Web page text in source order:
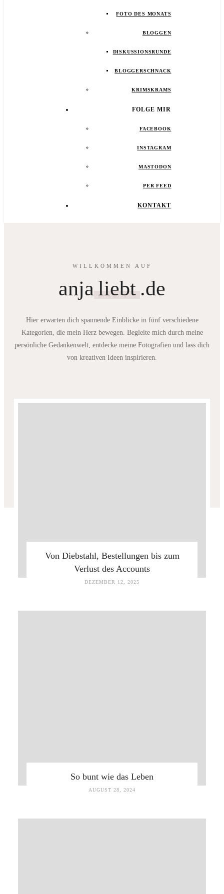
FOTO DES MONATS
BLOGGEN
DISKUSSIONSRUNDE
BLOGGERSCHNACK
KRIMSKRAMS
FOLGE MIR
FACEBOOK
INSTAGRAM
MASTODON
PER FEED
KONTAKT
WILLKOMMEN AUF
anja liebt .de
Hier erwarten dich spannende Einblicke in fünf verschiedene
Kategorien, die mein Herz bewegen. Begleite mich durch meine
persönliche Gedankenwelt, entdecke meine Fotografien und lass dich
von kreativen Ideen inspirieren.
Von Diebstahl, Bestellungen bis zum
Verlust des Accounts
DEZEMBER 12, 2025
So bunt wie das Leben
AUGUST 28, 2024